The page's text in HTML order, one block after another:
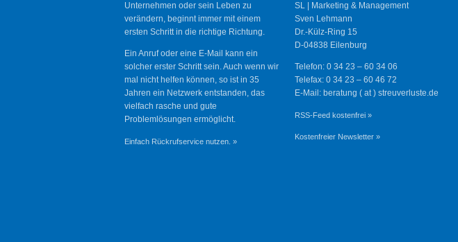
Unternehmen oder sein Leben zu
verändern, beginnt immer mit einem
ersten Schritt in die richtige Richtung.
Ein Anruf oder eine E-Mail kann ein
solcher erster Schritt sein. Auch wenn wir
mal nicht helfen können, so ist in 35
Jahren ein Netzwerk entstanden, das
vielfach rasche und gute
Problemlösungen ermöglicht.
Einfach Rückrufservice nutzen. »
SL | Marketing & Management
Sven Lehmann
Dr.-Külz-Ring 15
D-04838 Eilenburg
Telefon: 0 34 23 – 60 34 06
Telefax: 0 34 23 – 60 46 72
E-Mail: beratung ( at ) streuverluste.de
RSS-Feed kostenfrei »
Kostenfreier Newsletter »